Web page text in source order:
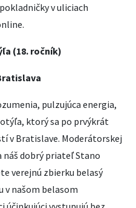
v uliciach
(18. ročník)
pulzujúca energia,
ktorý sa po prvýkrát
v Bratislave. Moderátorskej
dobrý priateľ Stano
verejnú zbierku belasý
našom belasom